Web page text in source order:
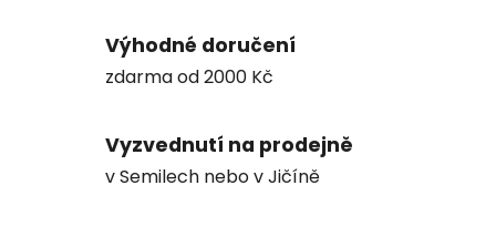
Výhodné doručení
zdarma od 2000 Kč
Vyzvednutí na prodejně
v Semilech nebo v Jičíně